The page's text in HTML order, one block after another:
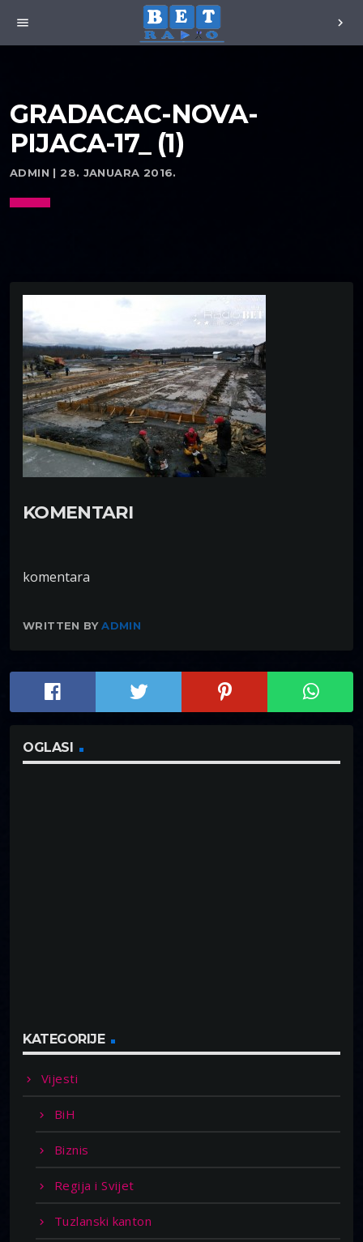
menu chevron_right
GRADACAC-NOVA-
PIJACA-17_ (1)
ADMIN | 28. JANUARA 2016.
KOMENTARI
komentara
WRITTEN BYADMIN
OGLASI
KATEGORIJE
Vijesti
BiH
Biznis
Regija i Svijet
Tuzlanski kanton